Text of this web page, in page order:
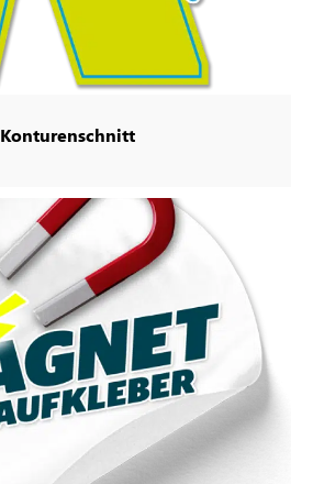
Konturenschnitt